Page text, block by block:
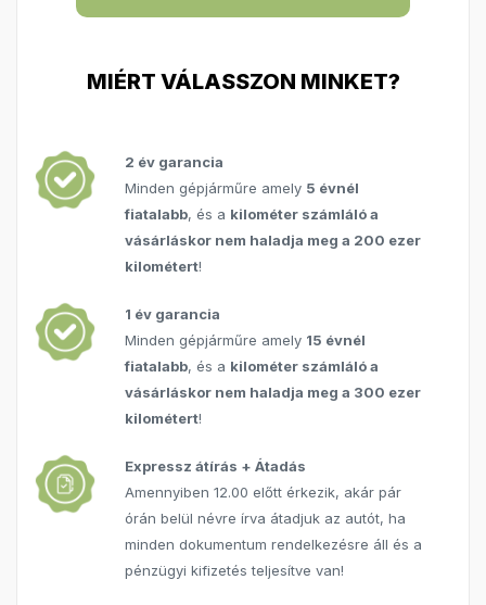
MIÉRT VÁLASSZON MINKET?
2 év garancia
Minden gépjárműre amely 5 évnél
fiatalabb, és a kilométer számláló a
vásárláskor nem haladja meg a 200 ezer
kilométert!
1 év garancia
Minden gépjárműre amely 15 évnél
fiatalabb, és a kilométer számláló a
vásárláskor nem haladja meg a 300 ezer
kilométert!
Expressz átírás + Átadás
Amennyiben 12.00 előtt érkezik, akár pár
órán belül névre írva átadjuk az autót, ha
minden dokumentum rendelkezésre áll és a
pénzügyi kifizetés teljesítve van!